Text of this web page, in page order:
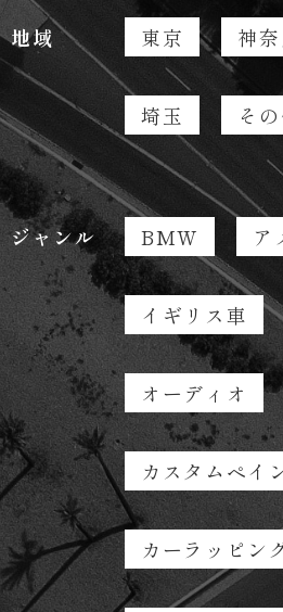
地域 東京 神
埼玉 そ
ジャンル BMW ア
イギリス車
オーディオ
カスタムペイ
カーラッピン